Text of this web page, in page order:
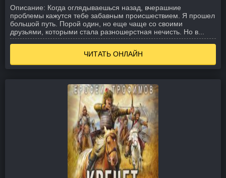
Описание: Когда оглядываешься назад, вчерашние
проблемы кажутся тебе забавным происшествием. Я прошел
большой путь. Порой один, но еще чаще со своими
друзьями, которыми стала разношерстная нечисть. Но в...
ЧИТАТЬ ОНЛАЙН